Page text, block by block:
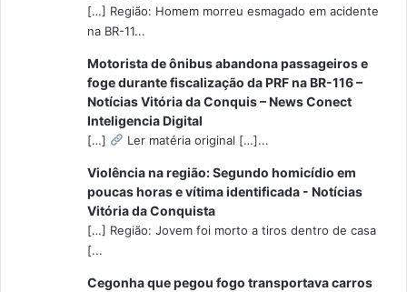
[…] Região: Homem morreu esmagado em acidente
na BR-11...
Motorista de ônibus abandona passageiros e
foge durante fiscalização da PRF na BR-116 –
Notícias Vitória da Conquis – News Conect
Inteligencia Digital
[…] Ler matéria original […]...
Violência na região: Segundo homicídio em
poucas horas e vítima identificada - Notícias
Vitória da Conquista
[…] Região: Jovem foi morto a tiros dentro de casa
[...
Cegonha que pegou fogo transportava carros